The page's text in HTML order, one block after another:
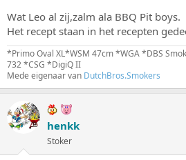
Wat Leo al zij,zalm ala BBQ Pit boys.
Het recept staan in het recepten
*Primo Oval XL*WSM 47cm *WGA *DBS
732 *CSG *DigiQ II
Mede eigenaar van DutchBros.Smokers
henkk
Stoker